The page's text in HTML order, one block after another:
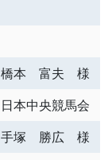
橋本 富夫 様
日本中央競馬会
手塚 勝広 様